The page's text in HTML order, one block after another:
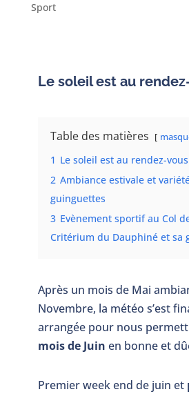
Sport
Le soleil est au
Table des matières
1 Le soleil est au rendez-vous
2 Ambiance estivale et
guinguettes
3 Evènement sportif au Col
Critérium du Dauphiné et sa
Après un mois de Mai
Novembre, la météo s’est
arrangée pour nous
mois de Juin en bonne et
Premier week end de juin et